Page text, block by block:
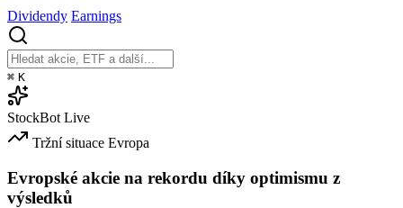
Dividendy Earnings
⌘ K
StockBot Live
Tržní situace Evropa
Evropské akcie na rekordu díky optimismu z
výsledků